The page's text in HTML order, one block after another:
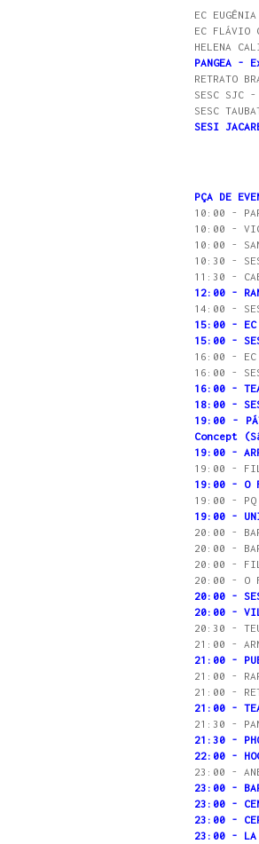
EC
EC
HELENA
PANGEA -
RETRATO
SESC SJC
SESC
SESI
PÇA DE
10:00 -
10:00 -
10:00 -
10:30 -
11:30 -
12:00 -
14:00 -
15:00 - EC
15:00 -
16:00 - EC
16:00 -
16:00 -
18:00 -
19:00 -
Concept
19:00 -
19:00 -
19:00 - O
19:00 -
19:00 -
20:00 -
20:00 -
20:00 -
20:00 - O
20:00 -
20:00 -
20:30 -
21:00 -
21:00 -
21:00 -
21:00 -
21:00 -
21:30 -
21:30 -
22:00 -
23:00 -
23:00 -
23:00 -
23:00 -
23:00 - LA